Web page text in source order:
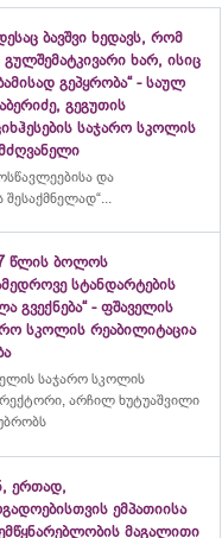
ბავშვი ხედავს, რომ
გულშემატკივარი ხარ, ისიც
გეპყრობა“ - საულ
გეგუთის
საჯარო სკოლის
და
წლის ბოლოს
სტანდარტების
გვექნება“ - ფშაველის
სკოლის რეაბილიტაცია
საჯარო სკოლის
არჩილ ხუტუაშვილი
ერთად,
ემპათიისა
მაგალითი